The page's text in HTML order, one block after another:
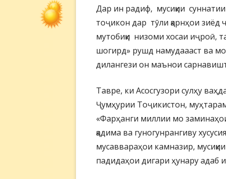
Дар ин радиф, мусиқии
тоҷикон дар тӯли қарнҳои зиёд
мутобиқи низоми хосаи иҷроӣ,
шогирд» рушд намудаааст ва
дилангези он маънои
Тавре, ки Асосгузори сулҳу
Ҷумҳурии Тоҷикистон,
«Фарҳанги миллии мо
қадима ва гуногунрангиву
мусаввараҳои камназир,
падидаҳои дигари ҳунару адаб